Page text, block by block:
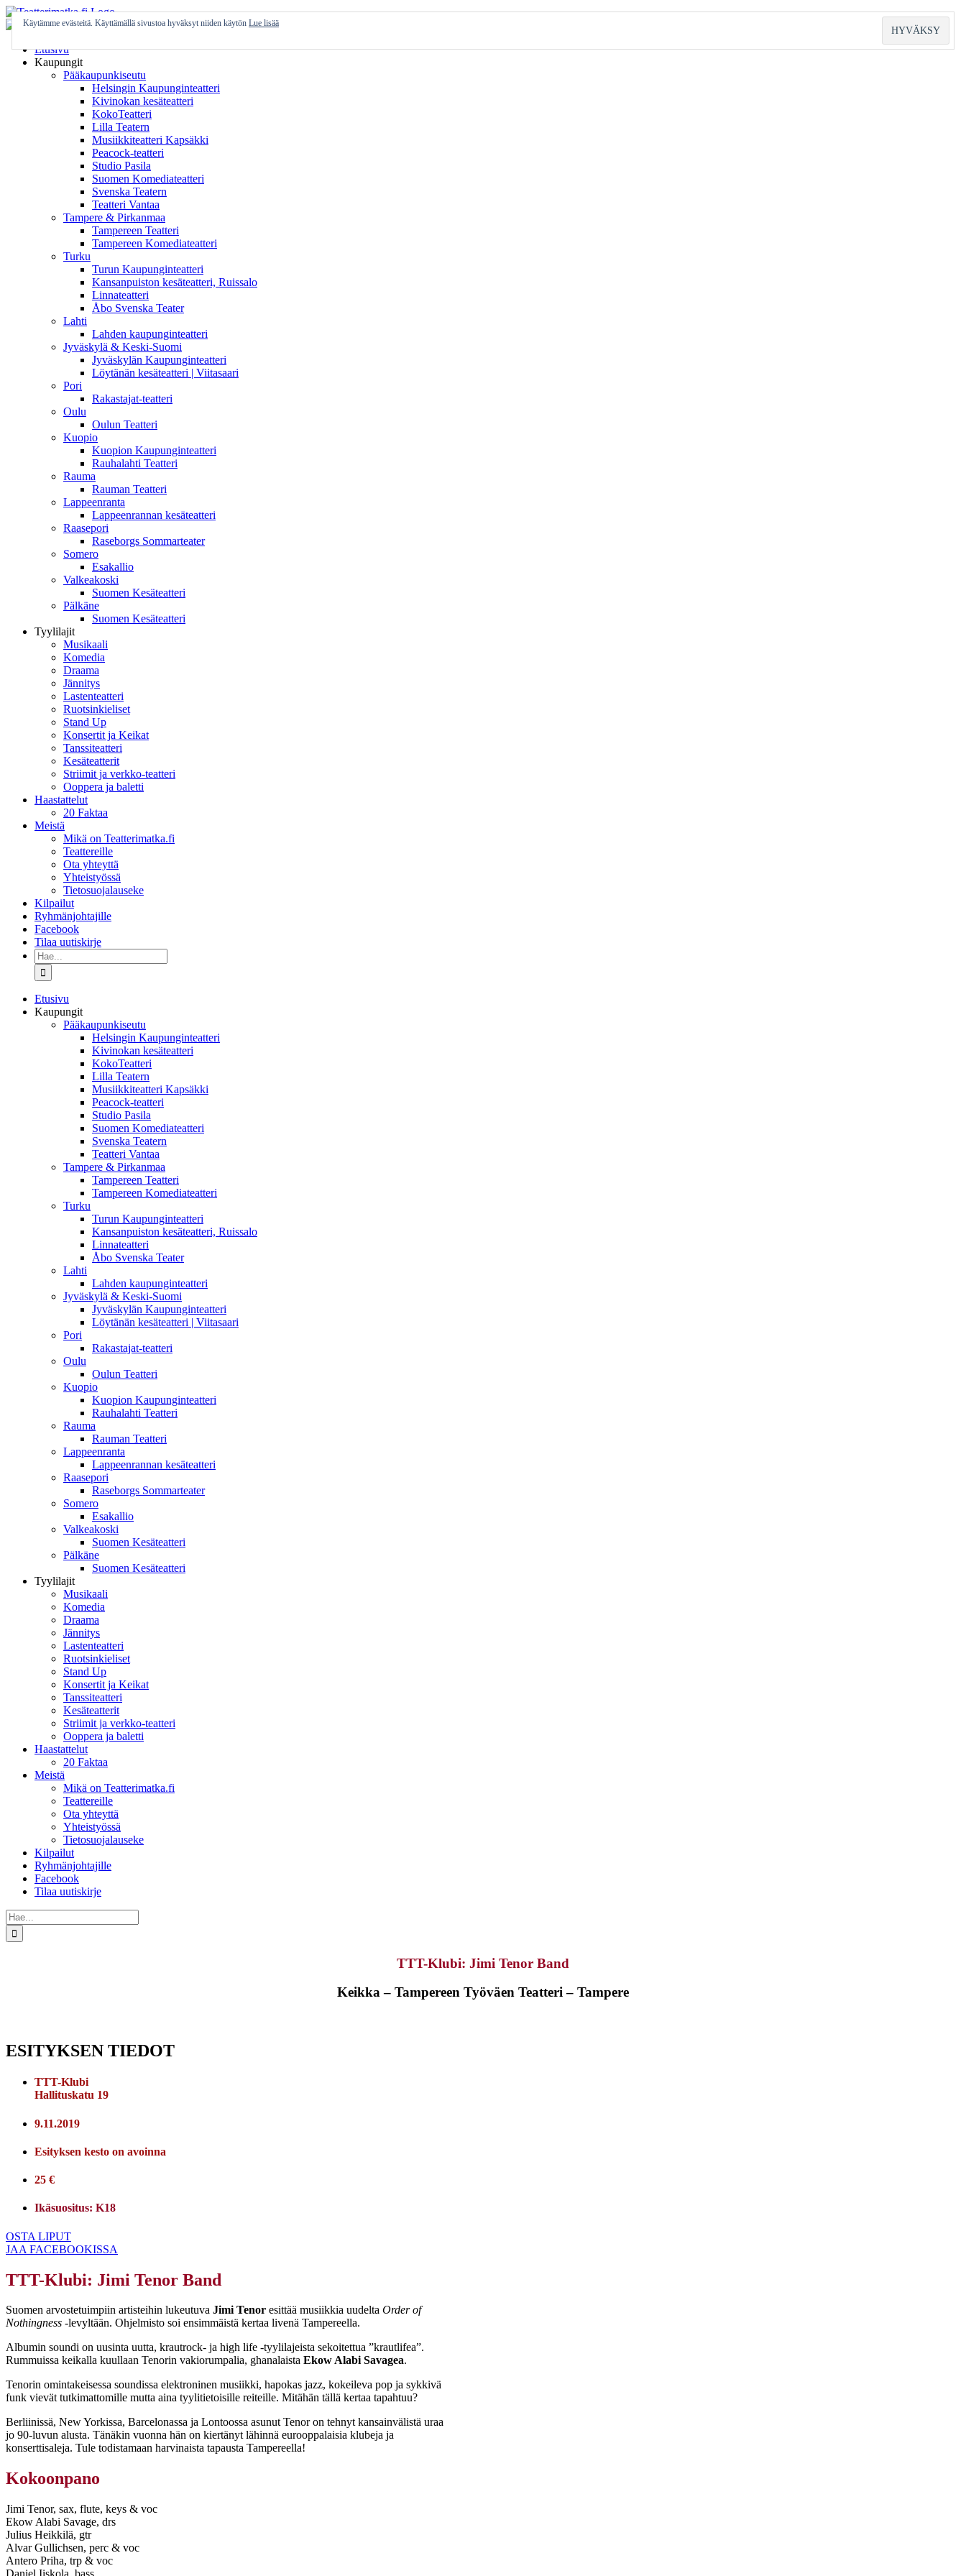
Skip
to
Etusivu
Kaupungit
Pääkaupunkiseutu
Helsingin Kaupunginteatteri
Kivinokan kesäteatteri
KokoTeatteri
Lilla Teatern
Musiikkiteatteri Kapsäkki
Peacock-teatteri
Studio Pasila
Suomen Komediateatteri
Svenska Teatern
Teatteri Vantaa
Tampere & Pirkanmaa
Tampereen Teatteri
Tampereen Komediateatteri
Turku
Turun Kaupunginteatteri
Kansanpuiston kesäteatteri, Ruissalo
Linnateatteri
Åbo Svenska Teater
Lahti
Lahden kaupunginteatteri
Jyväskylä & Keski-Suomi
Jyväskylän Kaupunginteatteri
Löytänän kesäteatteri | Viitasaari
Pori
Rakastajat-teatteri
Oulu
Oulun Teatteri
Kuopio
Kuopion Kaupunginteatteri
Rauhalahti Teatteri
Rauma
Rauman Teatteri
Lappeenranta
Lappeenrannan kesäteatteri
Raasepori
Raseborgs Sommarteater
Somero
Esakallio
Valkeakoski
Suomen Kesäteatteri
Pälkäne
Suomen Kesäteatteri
Tyylilajit
Musikaali
Komedia
Draama
Jännitys
Lastenteatteri
Ruotsinkieliset
Stand Up
Konsertit ja Keikat
Tanssiteatteri
Kesäteatterit
Striimit ja verkko-teatteri
Ooppera ja baletti
Haastattelut
20 Faktaa
Meistä
Mikä on Teatterimatka.fi
Teattereille
Ota yhteyttä
Yhteistyössä
Tietosuojalauseke
Kilpailut
Ryhmänjohtajille
Facebook
Tilaa uutiskirje
Etsi
...
Etusivu
Kaupungit
Pääkaupunkiseutu
Helsingin Kaupunginteatteri
Kivinokan kesäteatteri
KokoTeatteri
Lilla Teatern
Musiikkiteatteri Kapsäkki
Peacock-teatteri
Studio Pasila
Suomen Komediateatteri
Svenska Teatern
Teatteri Vantaa
Tampere & Pirkanmaa
Tampereen Teatteri
Tampereen Komediateatteri
Turku
Turun Kaupunginteatteri
Kansanpuiston kesäteatteri, Ruissalo
Linnateatteri
Åbo Svenska Teater
Lahti
Lahden kaupunginteatteri
Jyväskylä & Keski-Suomi
Jyväskylän Kaupunginteatteri
Löytänän kesäteatteri | Viitasaari
Pori
Rakastajat-teatteri
Oulu
Oulun Teatteri
Kuopio
Kuopion Kaupunginteatteri
Rauhalahti Teatteri
Rauma
Rauman Teatteri
Lappeenranta
Lappeenrannan kesäteatteri
Raasepori
Raseborgs Sommarteater
Somero
Esakallio
Valkeakoski
Suomen Kesäteatteri
Pälkäne
Suomen Kesäteatteri
Tyylilajit
Musikaali
Komedia
Draama
Jännitys
Lastenteatteri
Ruotsinkieliset
Stand Up
Konsertit ja Keikat
Tanssiteatteri
Kesäteatterit
Striimit ja verkko-teatteri
Ooppera ja baletti
Haastattelut
20 Faktaa
Meistä
Mikä on Teatterimatka.fi
Teattereille
Ota yhteyttä
Yhteistyössä
Tietosuojalauseke
Kilpailut
Ryhmänjohtajille
Facebook
Tilaa uutiskirje
Etsi
...
TTT-Klubi: Jimi Tenor Band
Keikka – Tampereen Työväen Teatteri – Tampere
ESITYKSEN TIEDOT
TTT-Klubi
Hallituskatu 19
9.11.2019
Esityksen kesto on avoinna
25 €
Ikäsuositus: K18
OSTA LIPUT
JAA FACEBOOKISSA
TTT-Klubi: Jimi Tenor Band
Suomen arvostetuimpiin artisteihin lukeutuva Jimi Tenor esittää musiikkia uudelta Order of
Nothingness -levyltään. Ohjelmisto soi ensimmäistä kertaa livenä Tampereella.
Albumin soundi on uusinta uutta, krautrock- ja high life -tyylilajeista sekoitettua ”krautlifea”.
Rummuissa keikalla kuullaan Tenorin vakiorumpalia, ghanalaista Ekow Alabi Savagea.
Tenorin omintakeisessa soundissa elektroninen musiikki, hapokas jazz, kokeileva pop ja sykkivä
funk vievät tutkimattomille mutta aina tyylitietoisille reiteille. Mitähän tällä kertaa tapahtuu?
Berliinissä, New Yorkissa, Barcelonassa ja Lontoossa asunut Tenor on tehnyt kansainvälistä uraa
jo 90-luvun alusta. Tänäkin vuonna hän on kiertänyt lähinnä eurooppalaisia klubeja ja
konserttisaleja. Tule todistamaan harvinaista tapausta Tampereella!
Kokoonpano
Jimi Tenor, sax, flute, keys & voc
Ekow Alabi Savage, drs
Julius Heikkilä, gtr
Alvar Gullichsen, perc & voc
Antero Priha, trp & voc
Käytämme evästeitä. Käyttämällä sivustoa hyväksyt niiden käytön Lue lisää